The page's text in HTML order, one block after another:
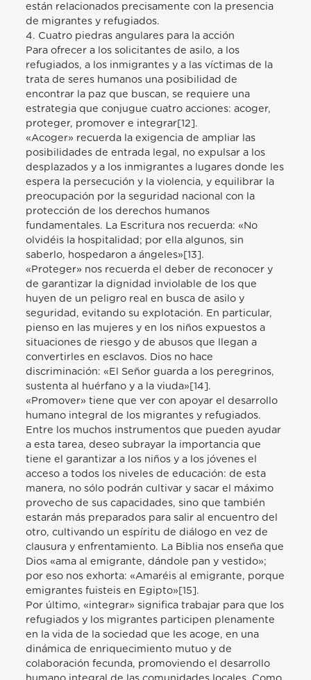
están relacionados precisamente con la presencia
de migrantes y refugiados.
4. Cuatro piedras angulares para la acción
Para ofrecer a los solicitantes de asilo, a los
refugiados, a los inmigrantes y a las víctimas de la
trata de seres humanos una posibilidad de
encontrar la paz que buscan, se requiere una
estrategia que conjugue cuatro acciones: acoger,
proteger, promover e integrar[12].
«Acoger» recuerda la exigencia de ampliar las
posibilidades de entrada legal, no expulsar a los
desplazados y a los inmigrantes a lugares donde les
espera la persecución y la violencia, y equilibrar la
preocupación por la seguridad nacional con la
protección de los derechos humanos
fundamentales. La Escritura nos recuerda: «No
olvidéis la hospitalidad; por ella algunos, sin
saberlo, hospedaron a ángeles»[13].
«Proteger» nos recuerda el deber de reconocer y
de garantizar la dignidad inviolable de los que
huyen de un peligro real en busca de asilo y
seguridad, evitando su explotación. En particular,
pienso en las mujeres y en los niños expuestos a
situaciones de riesgo y de abusos que llegan a
convertirles en esclavos. Dios no hace
discriminación: «El Señor guarda a los peregrinos,
sustenta al huérfano y a la viuda»[14].
«Promover» tiene que ver con apoyar el desarrollo
humano integral de los migrantes y refugiados.
Entre los muchos instrumentos que pueden ayudar
a esta tarea, deseo subrayar la importancia que
tiene el garantizar a los niños y a los jóvenes el
acceso a todos los niveles de educación: de esta
manera, no sólo podrán cultivar y sacar el máximo
provecho de sus capacidades, sino que también
estarán más preparados para salir al encuentro del
otro, cultivando un espíritu de diálogo en vez de
clausura y enfrentamiento. La Biblia nos enseña que
Dios «ama al emigrante, dándole pan y vestido»;
por eso nos exhorta: «Amaréis al emigrante, porque
emigrantes fuisteis en Egipto»[15].
Por último, «integrar» significa trabajar para que los
refugiados y los migrantes participen plenamente
en la vida de la sociedad que les acoge, en una
dinámica de enriquecimiento mutuo y de
colaboración fecunda, promoviendo el desarrollo